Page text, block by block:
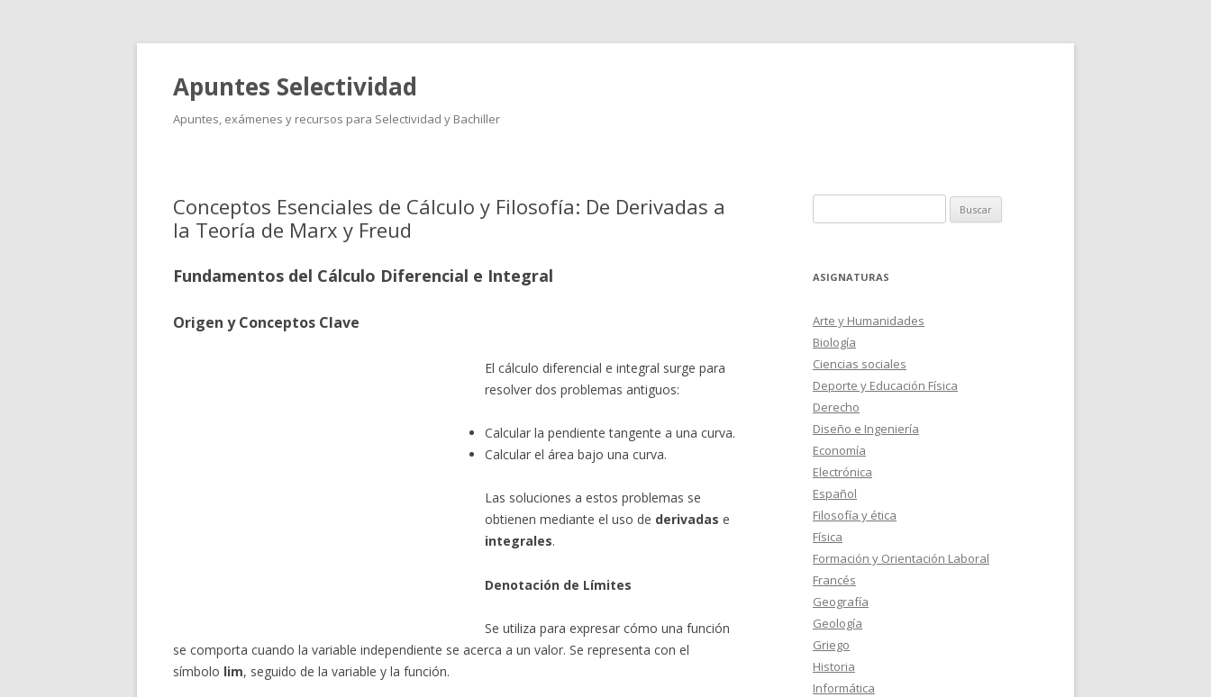
Apuntes Selectividad
Apuntes, exámenes y recursos para Selectividad y Bachiller
Conceptos Esenciales de Cálculo y Filosofía: De Derivadas a
la Teoría de Marx y Freud
Fundamentos del Cálculo Diferencial e Integral
Origen y Conceptos Clave
El cálculo diferencial e integral surge para
resolver dos problemas antiguos:
Calcular la pendiente tangente a una curva.
Calcular el área bajo una curva.
Las soluciones a estos problemas se
obtienen mediante el uso de derivadas e
integrales.
Denotación de Límites
Se utiliza para expresar cómo una función
se comporta cuando la variable independiente se acerca a un valor. Se representa con el
símbolo lim, seguido de la variable y la función.
ASIGNATURAS
Arte y Humanidades
Biología
Ciencias sociales
Deporte y Educación Física
Derecho
Diseño e Ingeniería
Economía
Electrónica
Español
Filosofía y ética
Física
Formación y Orientación Laboral
Francés
Geografía
Geología
Griego
Historia
Informática